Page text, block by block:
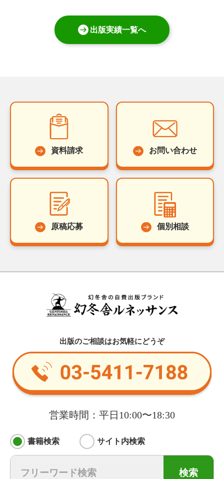
出版実績一覧へ
資料請求 お問い合わせ
原稿応募 個別相談
出版のご相談はお気軽にどうぞ
営業時間：平日10:00〜18:30
書籍検索 サイト内検索
検索